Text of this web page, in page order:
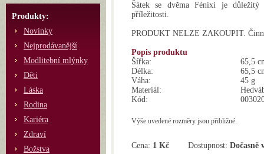
Produkty:
Novinky
Nejprodávanější
Modlitební mlýnky
Děti
Láska
Rodina
Kariéra
Zdraví
Božstva
Šátek se dvěma Fénixi je důležitý
příležitosti.
PRODUKT NELZE ZAKOUPIT.
Popis produktu
Šířka:
65,5
Délka:
65,5
Váha:
45 g
Materiál:
Kód:
Výše uvedené rozměry jsou přibližné.
Cena: 1 Kč Dostupnost: Dočasně